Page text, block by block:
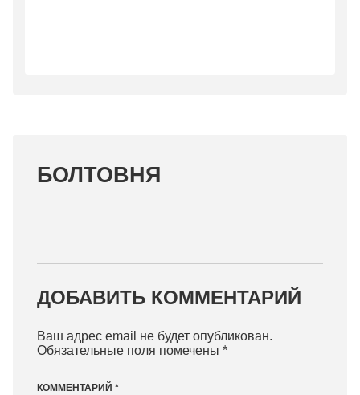
БОЛТОВНЯ
ДОБАВИТЬ КОММЕНТАРИЙ
Ваш адрес email не будет опубликован.
Обязательные поля помечены *
КОММЕНТАРИЙ *